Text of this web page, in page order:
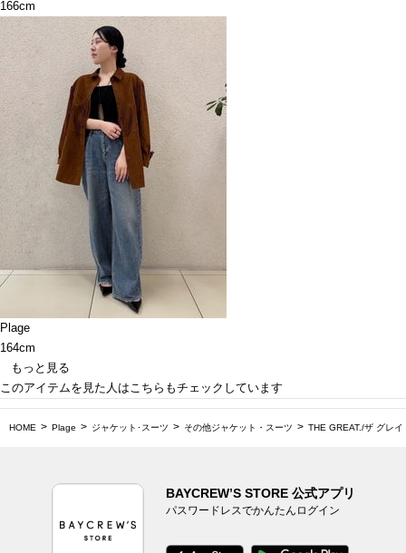
166cm
Plage
164cm
もっと見る
このアイテムを見た人はこちらもチェックしています
HOME Plage ジャケット･スーツ その他ジャケット・スーツ THE GREAT./ザ グレ
BAYCREW’S STORE 公式アプリ
パスワードレスでかんたんログイン